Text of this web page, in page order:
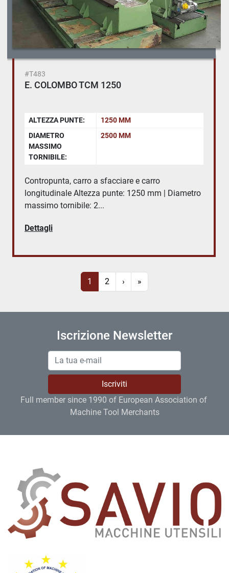
#T483
E. COLOMBO TCM 1250
ALTEZZA PUNTE:
1250 MM
DIAMETRO
MASSIMO
TORNIBILE:
2500 MM
Contropunta, carro a sfacciare e carro
longitudinale Altezza punte: 1250 mm | Diametro
massimo tornibile: 2...
Dettagli
1 2 › »
Iscrizione Newsletter
Iscriviti
Full member since 1990 of European Association of
Machine Tool Merchants